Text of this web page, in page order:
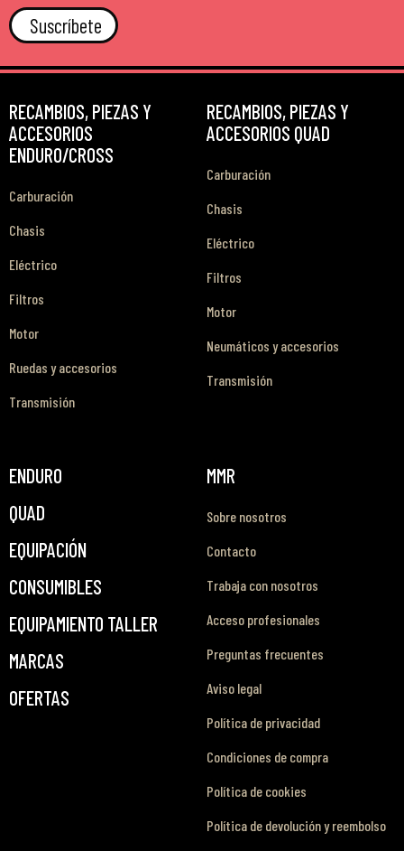
Suscríbete
RECAMBIOS, PIEZAS Y
ACCESORIOS
ENDURO/CROSS
Carburación
Chasis
Eléctrico
Filtros
Motor
Ruedas y accesorios
Transmisión
RECAMBIOS, PIEZAS Y
ACCESORIOS QUAD
Carburación
Chasis
Eléctrico
Filtros
Motor
Neumáticos y accesorios
Transmisión
ENDURO
QUAD
EQUIPACIÓN
CONSUMIBLES
EQUIPAMIENTO TALLER
MARCAS
OFERTAS
MMR
Sobre nosotros
Contacto
Trabaja con nosotros
Acceso profesionales
Preguntas frecuentes
Aviso legal
Política de privacidad
Condiciones de compra
Política de cookies
Política de devolución y reembolso